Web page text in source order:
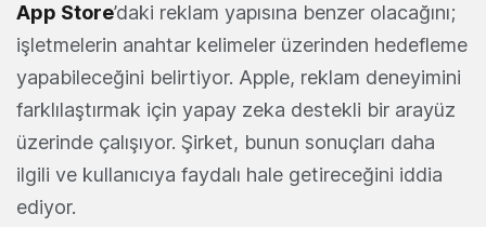
App Store’daki reklam yapısına benzer olacağını;
işletmelerin anahtar kelimeler üzerinden hedefleme
yapabileceğini belirtiyor. Apple, reklam deneyimini
farklılaştırmak için yapay zeka destekli bir arayüz
üzerinde çalışıyor. Şirket, bunun sonuçları daha
ilgili ve kullanıcıya faydalı hale getireceğini iddia
ediyor.